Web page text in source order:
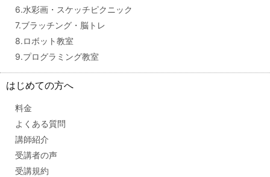
6.水彩画・スケッチピクニック
7.ブラッチング・脳トレ
8.ロボット教室
9.プログラミング教室
はじめての方へ
料金
よくある質問
講師紹介
受講者の声
受講規約